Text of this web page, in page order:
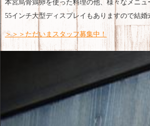
本宮烏骨鶏卵を使った料理の他、様々なメニ
55インチ大型ディスプレイもありますので結
＞＞＞ただいまスタッフ募集中！